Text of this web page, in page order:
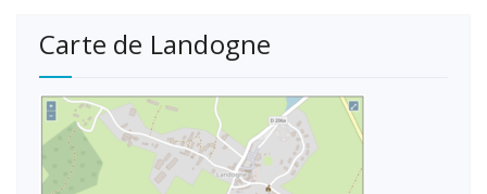
Carte de Landogne